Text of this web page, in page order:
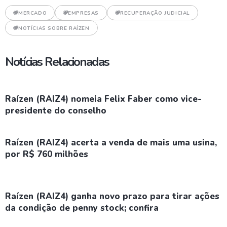
MERCADO EMPRESAS RECUPERAÇÃO JUDICIAL
NOTÍCIAS SOBRE RAÍZEN
Notícias Relacionadas
Raízen (RAIZ4) nomeia Felix Faber como vice-
presidente do conselho
Raízen (RAIZ4) acerta a venda de mais uma usina,
por R$ 760 milhões
Raízen (RAIZ4) ganha novo prazo para tirar ações
da condição de penny stock; confira